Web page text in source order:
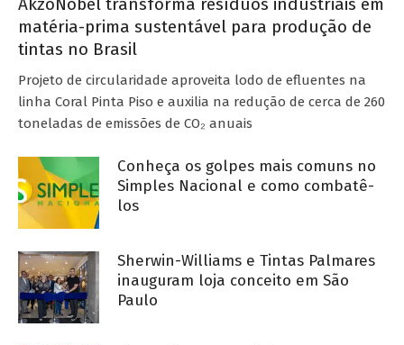
AkzoNobel transforma resíduos industriais em
matéria-prima sustentável para produção de
tintas no Brasil
Projeto de circularidade aproveita lodo de efluentes na
linha Coral Pinta Piso e auxilia na redução de cerca de 260
toneladas de emissões de CO₂ anuais
Conheça os golpes mais comuns no
Simples Nacional e como combatê-
los
Sherwin-Williams e Tintas Palmares
inauguram loja conceito em São
Paulo